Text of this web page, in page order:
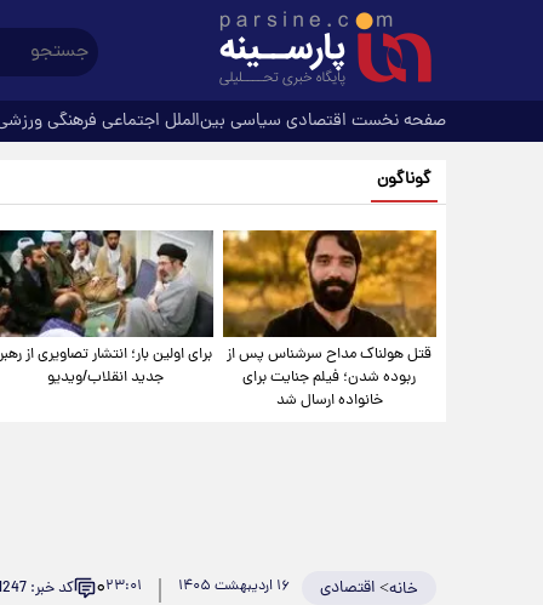
صفحه نخست اقتصادی سیاسی بین‌الملل اجتماعی فرهنگی
گوناگون
قتل هولناک مداح سرشناس پس از
ربوده شدن؛ فیلم جنایت برای
خانواده ارسال شد
برای اولین بار؛ انتشار تصاویری از رهبر
جدید انقلاب/ویدیو
خانه>اقتصادی ۱۶ اردیبهشت ۱۴۰۵ ۲۳:۰۱۰ کد خبر: 981247